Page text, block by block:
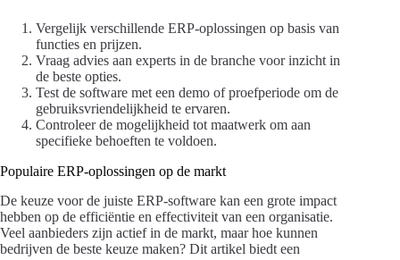
Vergelijk verschillende ERP-oplossingen op basis van
functies en prijzen.
Vraag advies aan experts in de branche voor inzicht in
de beste opties.
Test de software met een demo of proefperiode om de
gebruiksvriendelijkheid te ervaren.
Controleer de mogelijkheid tot maatwerk om aan
specifieke behoeften te voldoen.
Populaire ERP-oplossingen op de markt
De keuze voor de juiste ERP-software kan een grote impact
hebben op de efficiëntie en effectiviteit van een organisatie.
Veel aanbieders zijn actief in de markt, maar hoe kunnen
bedrijven de beste keuze maken? Dit artikel biedt een